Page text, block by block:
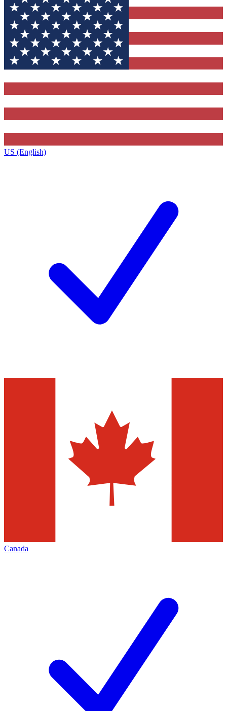
US (English)
Canada